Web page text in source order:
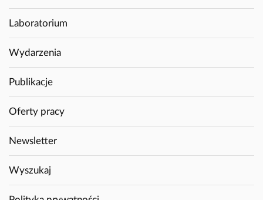
Laboratorium
Wydarzenia
Publikacje
Oferty pracy
Newsletter
Wyszukaj